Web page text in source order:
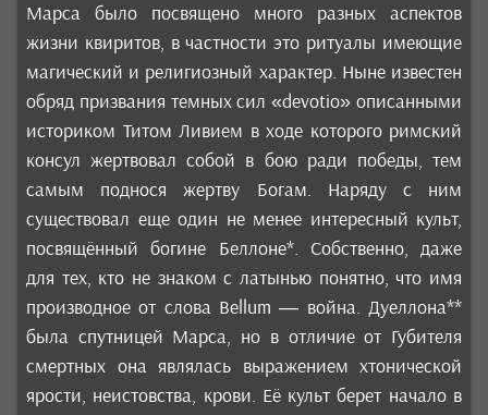
Марса было посвящено много разных аспектов
жизни квиритов, в частности это ритуалы имеющие
магический и религиозный характер. Ныне известен
обряд призвания темных сил «devotio» описанными
историком Титом Ливием в ходе которого римский
консул жертвовал собой в бою ради победы, тем
самым поднося жертву Богам. Наряду с ним
существовал еще один не менее интересный культ,
посвящённый богине Беллоне*. Собственно, даже
для тех, кто не знаком с латынью понятно, что имя
производное от слова Bellum — война. Дуеллона**
была спутницей Марса, но в отличие от Губителя
смертных она являлась выражением хтонической
ярости, неистовства, крови. Её культ берет начало в